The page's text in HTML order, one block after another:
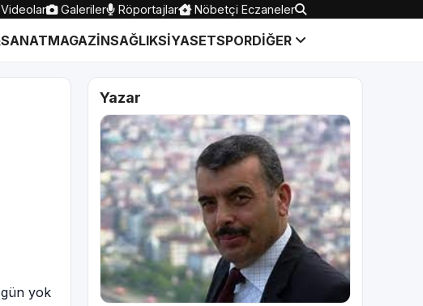
Videolar Galeriler Röportajlar Nöbetçi Eczaneler
MAGAZİNSAĞLIKSİYASETSPORDİĞER
gün yok
Yazar